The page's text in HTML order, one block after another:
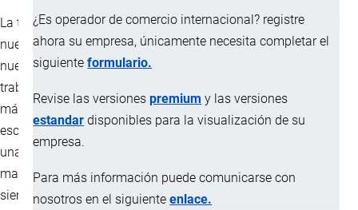
¿Es operador de comercio internacional? registre
ahora su empresa, únicamente necesita completar el
siguienteformulario.
Revise las versionespremium y las versiones
estandar disponibles para la visualización de su
empresa.
Para más información puede comunicarse con
nosotros en el siguienteenlace.
La tecnología avanza a un ritmo acelerado y con ella cambian
nuestros hábitos de consumo. Hoy en día, gran parte de
nuestras actividades diarias se desarrollan en internet:
trabajamos, estudiamos, nos comunicamos y, cada vez con
más frecuencia, realizamos compras en línea. Dentro de este
escenario, las compras internacionales se han convertido en
una opción atractiva para quienes buscan mejores precios,
mayor variedad de productos y acceso a marcas que no
siempre están disponibles a nivel local.